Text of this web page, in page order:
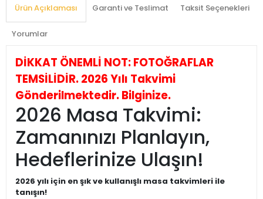
Ürün Açıklaması Garanti ve Teslimat Taksit Seçenekleri
Yorumlar
DİKKAT ÖNEMLİ NOT: FOTOĞRAFLAR
TEMSİLİDİR. 2026 Yılı Takvimi
Gönderilmektedir. Bilginize.
2026 Masa Takvimi:
Zamanınızı Planlayın,
Hedeflerinize Ulaşın!
2026 yılı için en şık ve kullanışlı masa takvimleri ile
tanışın!